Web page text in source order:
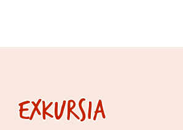
EXKURSIA